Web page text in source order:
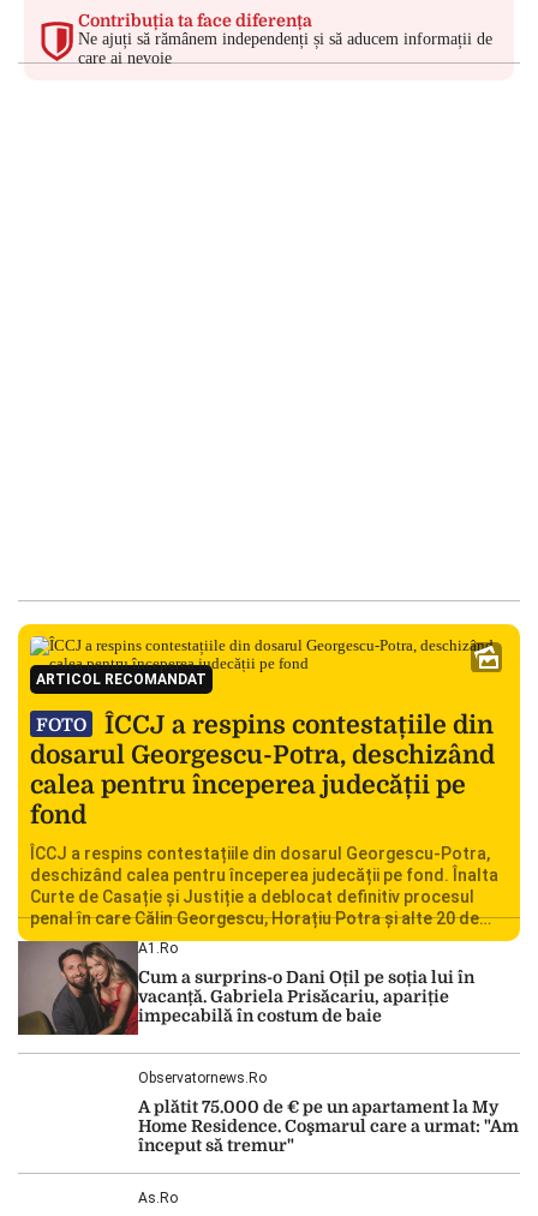
Contribuția ta face diferența
Ne ajuți să rămânem independenți și să aducem informații de
care ai nevoie
ARTICOL RECOMANDAT
FOTO
ÎCCJ a respins contestațiile din
dosarul Georgescu-Potra, deschizând
calea pentru începerea judecății pe
fond
ÎCCJ a respins contestațiile din dosarul Georgescu-Potra,
deschizând calea pentru începerea judecății pe fond. Înalta
Curte de Casație și Justiție a deblocat definitiv procesul
penal în care Călin Georgescu, Horațiu Potra și alte 20 de
persoane sunt acuzați de acțiuni îndreptate împotriva
ordinii constituționale. În ședința din camera preliminară,
judecătorii de la instanța supremă au […]
A1.ro
Cum a surprins-o Dani Oțil pe soția lui în
vacanță. Gabriela Prisăcariu, apariție
impecabilă în costum de baie
Observatornews.ro
A plătit 75.000 de € pe un apartament la My
Home Residence. Coşmarul care a urmat: "Am
început să tremur"
As.ro